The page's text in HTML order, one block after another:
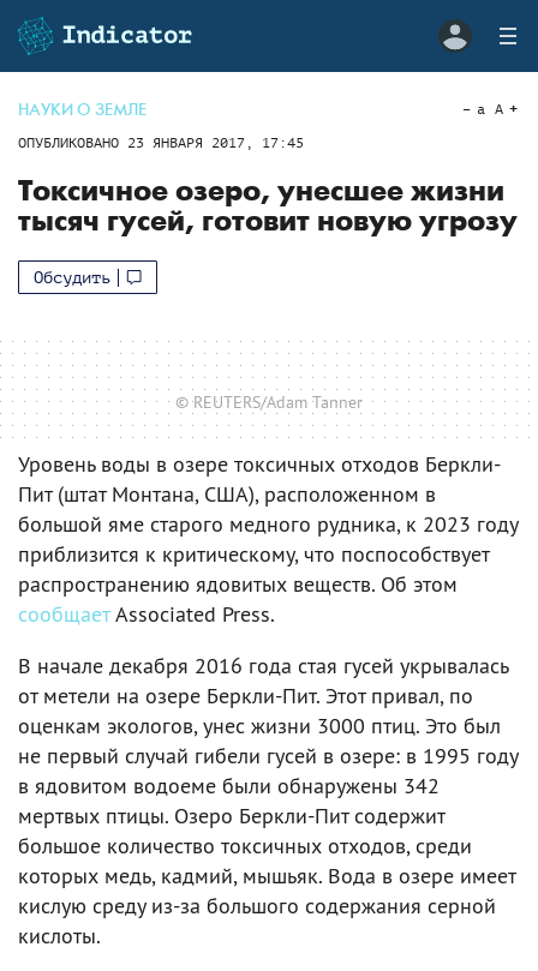
НАУКИ О ЗЕМЛЕ
ОПУБЛИКОВАНО 23 ЯНВАРЯ 2017, 17:45
a A
Токсичное озеро, унесшее жизни
тысяч гусей, готовит новую угрозу
Обсудить
© REUTERS/Adam Tanner
Уровень воды в озере токсичных отходов Беркли-
Пит (штат Монтана, США), расположенном в
большой яме старого медного рудника, к 2023 году
приблизится к критическому, что поспособствует
распространению ядовитых веществ. Об этом
сообщаетAssociated Press.
В начале декабря 2016 года стая гусей укрывалась
от метели на озере Беркли-Пит. Этот привал, по
оценкам экологов, унес жизни 3000 птиц. Это был
не первый случай гибели гусей в озере: в 1995 году
в ядовитом водоеме были обнаружены 342
мертвых птицы. Озеро Беркли-Пит содержит
большое количество токсичных отходов, среди
которых медь, кадмий, мышьяк. Вода в озере имеет
кислую среду из-за большого содержания серной
кислоты.